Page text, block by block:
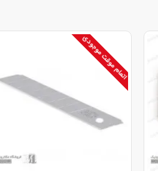
اتمام موقت موجودی